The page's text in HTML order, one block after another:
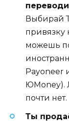
Выбирай
привязку
можешь
Payoneer
ЮMoney).
почти нет.
Ты